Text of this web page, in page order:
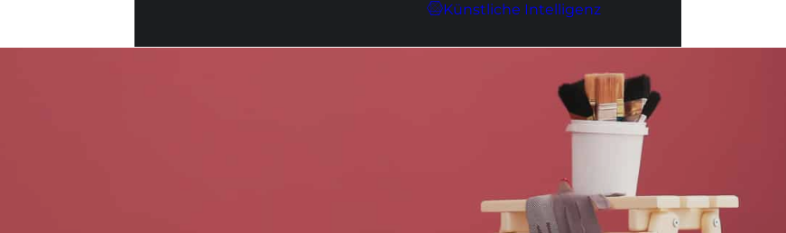
Künstliche Intelligenz